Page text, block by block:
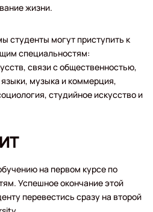
жизни.
студенты могут приступить к
специальностям:
связи с общественностью,
музыка и коммерция,
студийное искусство и
на первом курсе по
Успешное окончание этой
перевестись сразу на второй